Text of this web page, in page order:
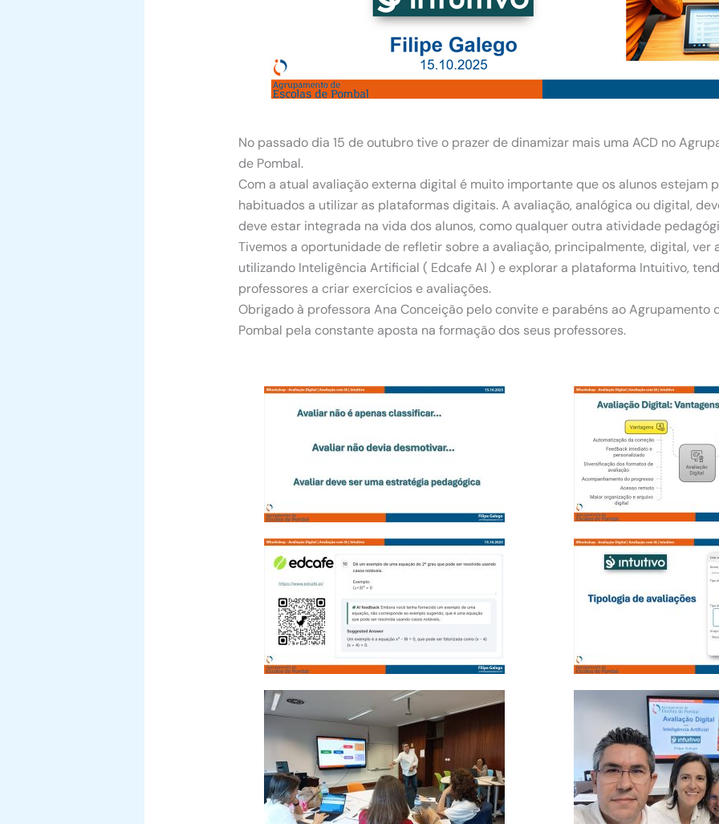
No passado dia 15 de outubro tive o prazer de dinamizar mais uma ACD no
de Pombal.
Com a atual avaliação externa digital é muito importante que os alunos estejam
habituados a utilizar as plataformas digitais. A avaliação, analógica ou digital,
deve estar integrada na vida dos alunos, como qualquer outra atividade
Tivemos a oportunidade de refletir sobre a avaliação, principalmente, digital, ver
utilizando Inteligência Artificial ( Edcafe AI ) e explorar a plataforma Intuitivo,
professores a criar exercícios e avaliações.
Obrigado à professora Ana Conceição pelo convite e parabéns ao Agrupamento
Pombal pela constante aposta na formação dos seus professores.